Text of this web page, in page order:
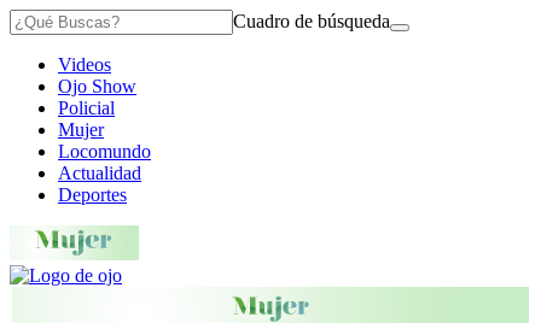
Cuadro de búsqueda
Videos
Ojo Show
Policial
Mujer
Locomundo
Actualidad
Deportes